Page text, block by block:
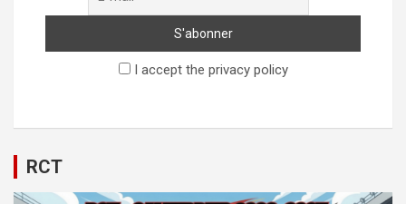
I accept the privacy policy
RCT